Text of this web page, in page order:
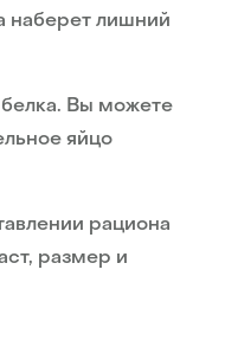
наберет лишний
белка. Вы можете
яйцо
рациона
размер и